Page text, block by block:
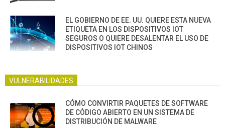
EL GOBIERNO DE EE. UU. QUIERE ESTA NUEVA
ETIQUETA EN LOS DISPOSITIVOS IOT
SEGUROS O QUIERE DESALENTAR EL USO DE
DISPOSITIVOS IOT CHINOS
VULNERABILIDADES
CÓMO CONVIRTIR PAQUETES DE SOFTWARE
DE CÓDIGO ABIERTO EN UN SISTEMA DE
DISTRIBUCIÓN DE MALWARE